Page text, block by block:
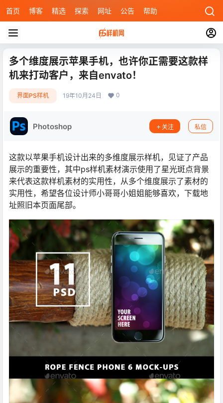
首页 博客 精选 探索 网址 公告 帮助
多个维度展示苹果手机，也许你正需要这款样
机来打动客户，来自envato！
界面PS样机 19年10月24日 0
Photoshop 关注 私信
这款以苹果手机设计出来的多维度展示样机，见证了产品
展示的重要性，其中ps样机素材演示使用了星光斑点背景
来代表这款样机素材的实用性，从多个维度展示了素材的
实用性，希望各位设计师小哥哥小姐姐能够喜欢，下载地
址照旧本页面尾部。